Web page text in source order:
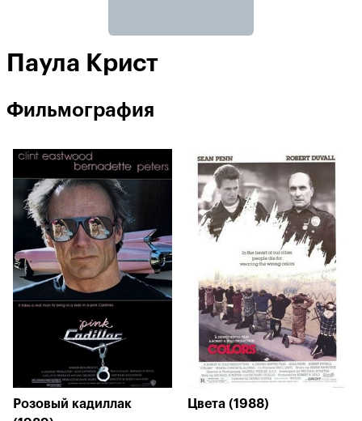
Паула Крист
Фильмография
Розовый кадиллак
Цвета (1988)